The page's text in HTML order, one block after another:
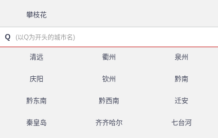
攀枝花
Q (以Q为开头的城市名)
清远 衢州 泉州
庆阳 钦州 黔南
黔东南 黔西南 迁安
秦皇岛 齐齐哈尔 七台河